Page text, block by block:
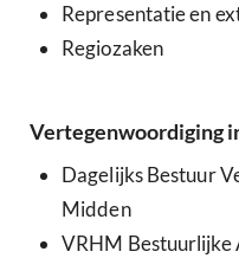
Representatie en
Regiozaken
Vertegenwoordiging
Dagelijks Bestuur
Midden
VRHM Bestuurlijke